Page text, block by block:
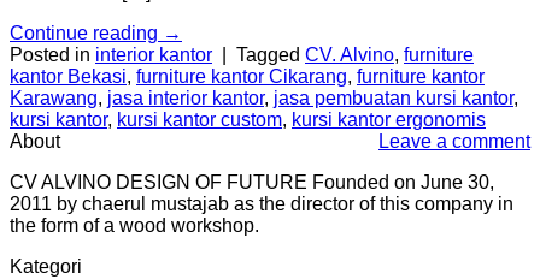
Continue reading →
Posted in interior kantor Tagged CV. Alvino, furniture
kantor Bekasi, furniture kantor Cikarang, furniture kantor
Karawang, jasa interior kantor, jasa pembuatan kursi kantor,
kursi kantor, kursi kantor custom, kursi kantor ergonomis
Leave a comment
About
CV ALVINO DESIGN OF FUTURE Founded on June 30,
2011 by chaerul mustajab as the director of this company in
the form of a wood workshop.
Kategori